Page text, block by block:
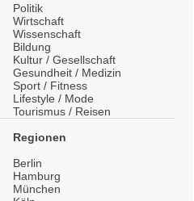
Politik
Wirtschaft
Wissenschaft
Bildung
Kultur / Gesellschaft
Gesundheit / Medizin
Sport / Fitness
Lifestyle / Mode
Tourismus / Reisen
Regionen
Berlin
Hamburg
München